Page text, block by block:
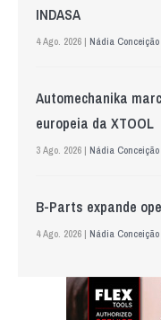
INDASA
4 Ago. 2026 | Nádia Conceição
Automechanika
europeia da XTOOL
3 Ago. 2026 | Nádia Conceição
B-Parts expande
4 Ago. 2026 | Nádia Conceição